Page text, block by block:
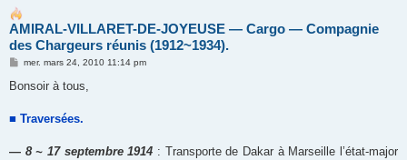
AMIRAL-VILLARET-DE-JOYEUSE ― Cargo ― Compagnie
des Chargeurs réunis (1912~1934).
M
s
g
mer. mars 24, 2010 11:14 pm
Bonsoir à tous,
■ Traversées.
― 8 ~ 17 septembre 1914 : Transporte de Dakar à Marseille l’état-major